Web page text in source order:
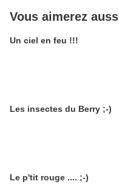
Vous aimerez
Un ciel en feu !!!
Les insectes du Berry ;-)
Le p'tit rouge .... ;-)